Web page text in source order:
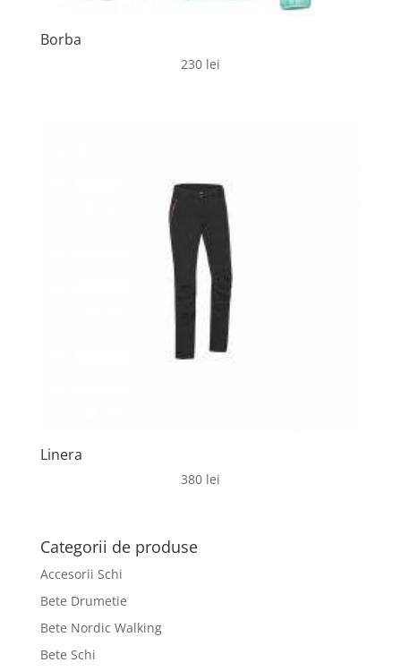
Borba
230 lei
Linera
380 lei
Categorii de produse
Accesorii Schi
Bete Drumetie
Bete Nordic Walking
Bete Schi